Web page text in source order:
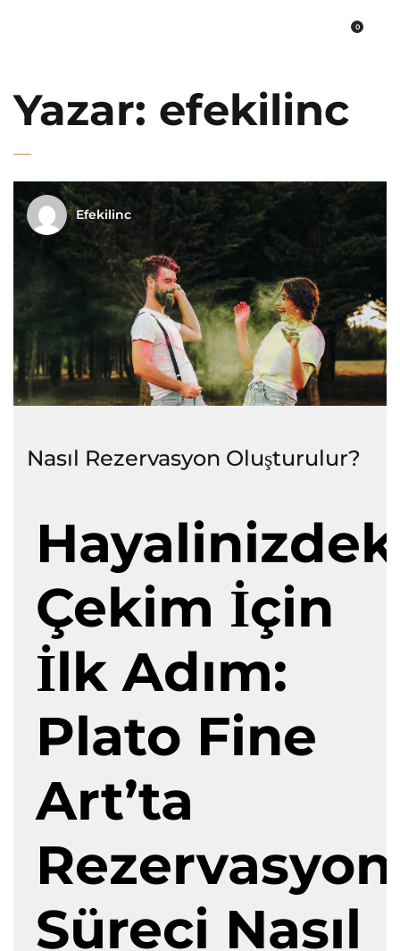
0
Yazar: efekilinc
Efekilinc
Nasıl Rezervasyon Oluşturulur?
Çekim İçin
İlk Adım:
Plato Fine
Art’ta
Rezervasyon
Süreci Nasıl